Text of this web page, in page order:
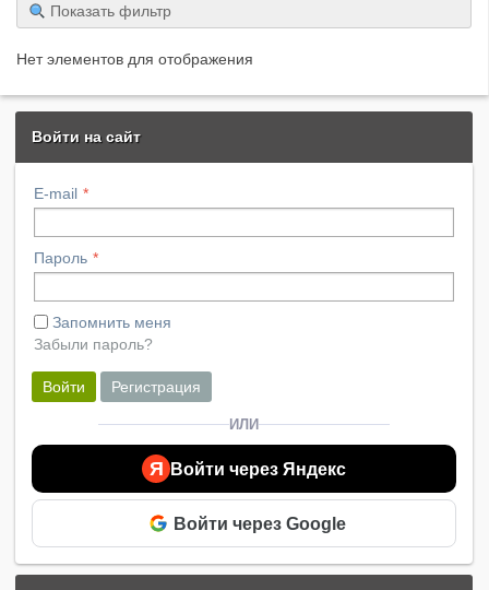
Показать фильтр
Нет элементов для отображения
Войти на сайт
E-mail
Пароль
Запомнить меня
Забыли пароль?
Войти Регистрация
ИЛИ
Я Войти через Яндекс
Войти через Google